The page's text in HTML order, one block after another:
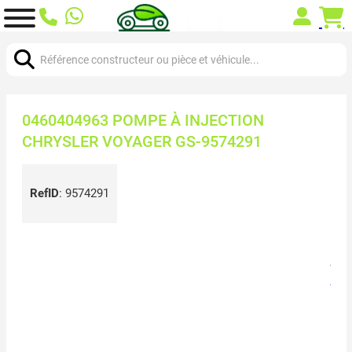
0460404963 POMPE À INJECTION
CHRYSLER VOYAGER GS-9574291
RefID: 9574291